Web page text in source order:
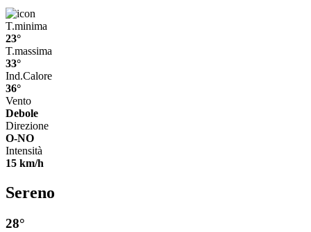
T.minima
23°
T.massima
33°
Ind.Calore
36°
Vento
Debole
Direzione
O-NO
Intensità
15 km/h
Sereno
28°